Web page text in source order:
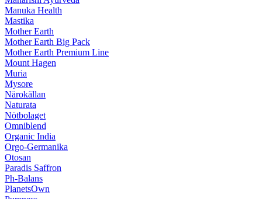
Manuka Health
Mastika
Mother Earth
Mother Earth Big Pack
Mother Earth Premium Line
Mount Hagen
Muria
Mysore
Närokällan
Naturata
Nötbolaget
Omniblend
Organic India
Orgo-Germanika
Otosan
Paradis Saffron
Ph-Balans
PlanetsOwn